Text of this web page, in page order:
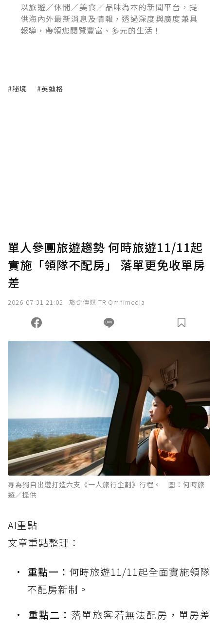
以旅遊／休閒／美食／品味為本的新聞平台，提
供海內外最新消息及情報，透過深度與廣度兼具
報導，帶領您閱覽豐富、多元的生活！
#秘境 #英迪格
單人參團旅遊趨勢 何時旅遊11/11起
實施「領隊不配房」 落單更免收單房
差
2026-07-31 21:02 旅奇傳媒 TR Omnimedia
專為獨自出遊打造六支《一人旅行企劃》行程。 圖：何時旅
遊／提供
AI重點
文章重點整理：
重點一： 何時旅遊11/11起全面實施領隊
不配房新制。
重點二： 落單旅客若無法配房，單房差